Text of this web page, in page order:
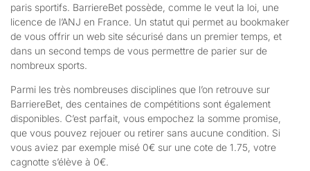
paris sportifs. BarriereBet possède, comme le veut la loi, une
licence de l’ANJ en France. Un statut qui permet au bookmaker
de vous offrir un web site sécurisé dans un premier temps, et
dans un second temps de vous permettre de parier sur de
nombreux sports.
Parmi les très nombreuses disciplines que l’on retrouve sur
BarriereBet, des centaines de compétitions sont également
disponibles. C’est parfait, vous empochez la somme promise,
que vous pouvez rejouer ou retirer sans aucune condition. Si
vous aviez par exemple misé 0€ sur une cote de 1.75, votre
cagnotte s’élève à 0€.